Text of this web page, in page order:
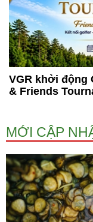
VGR khởi động
& Friends
MỚI CẬP